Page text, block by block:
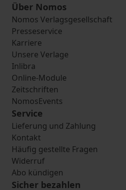
Über Nomos
Nomos Verlagsgesellschaft
Presseservice
Karriere
Unsere Verlage
Inlibra
Online-Module
Zeitschriften
NomosEvents
Service
Lieferung und Zahlung
Kontakt
Häufig gestellte Fragen
Widerruf
Abo kündigen
Sicher bezahlen